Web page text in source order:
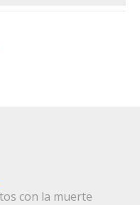
con la muerte